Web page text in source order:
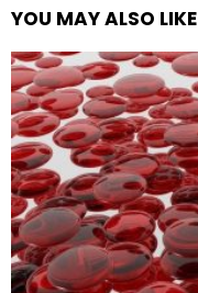
YOU MAY ALSO LIKE